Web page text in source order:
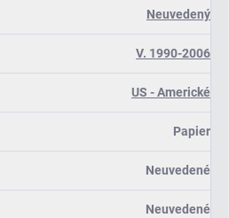
Neuvedený
V. 1990-2006
US - Americké
Papier
Neuvedené
Neuvedené